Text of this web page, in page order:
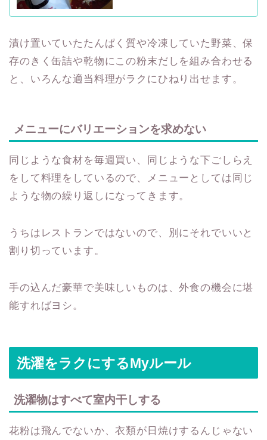
漬け置いていたたんぱく質や冷凍していた野菜、保
存のきく缶詰や乾物にこの粉末だしを組み合わせる
と、いろんな適当料理がラクにひねり出せます。
メニューにバリエーションを求めない
同じような食材を毎週買い、同じような下ごしらえ
をして料理をしているので、メニューとしては同じ
ような物の繰り返しになってきます。
うちはレストランではないので、別にそれでいいと
割り切っています。
手の込んだ豪華で美味しいものは、外食の機会に堪
能すればヨシ。
洗濯をラクにするMyルール
洗濯物はすべて室内干しする
花粉は飛んでないか、衣類が日焼けするんじゃない